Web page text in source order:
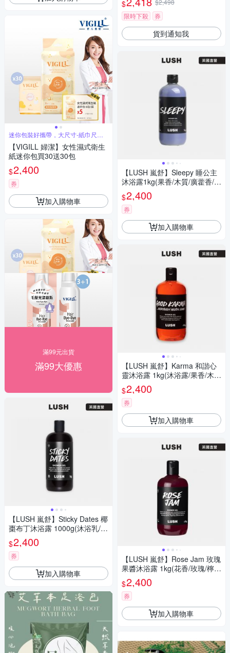
迷你包裝好攜帶，大尺寸-紙巾尺寸
不縮水
【VIGILL 婦潔】女性濕式衛生
紙迷你包買30送30包
$2,400
券
加入購物車
滿99元出貨
滿99大優惠
【LUSH 嵐舒】Sticky Dates 椰
棗布丁沐浴露 1000g(沐浴乳/香
草/安息香/檀香)
$2,400
券
加入購物車
$
$2,498
限時下殺
券
貨到通知我
【LUSH 嵐舒】Sleepy 睡公主
沐浴露1kg(果香/木質/廣藿香/橘
子)
$2,400
券
加入購物車
【LUSH 嵐舒】Karma 和諧心
靈沐浴露 1kg(沐浴露/果香/木
質/廣藿香/橘子)
$2,400
券
加入購物車
【LUSH 嵐舒】Rose Jam 玫瑰
果醬沐浴露 1kg(花香/玫瑰/檸
檬/香草)
$2,400
券
加入購物車